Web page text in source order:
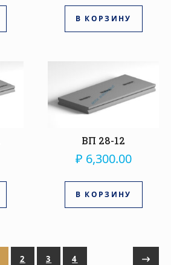
В КОРЗИНУ
ВП 28-12
₽ 6,300.00
В КОРЗИНУ
2 3 4